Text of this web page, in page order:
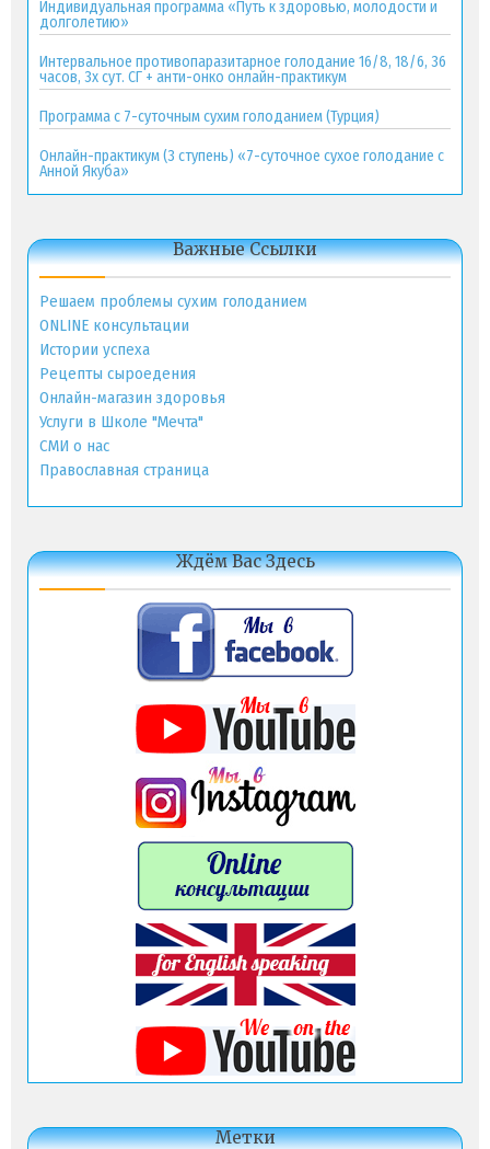
Индивидуальная программа «Путь к здоровью, молодости и
долголетию»
Интервальное противопаразитарное голодание 16/8, 18/6, 36
часов, 3х сут. СГ + анти-онко онлайн-практикум
Программа с 7-суточным сухим голоданием (Турция)
Онлайн-практикум (3 ступень) «7-суточное сухое голодание с
Анной Якуба»
Важные Ссылки
Решаем проблемы сухим голоданием
ONLINE консультации
Истории успеха
Рецепты сыроедения
Онлайн-магазин здоровья
Услуги в Школе "Мечта"
СМИ о нас
Православная страница
Ждём Вас Здесь
Метки